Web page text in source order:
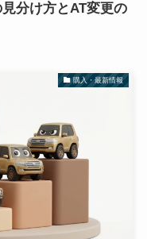
分け方とAT変更の
購入・最新情報